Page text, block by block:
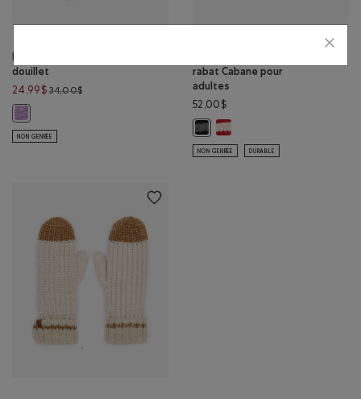
Mitaines en tricot
douillet
24,99$ 34,00$Prix réduit de 34,00$ à 24,99$
Mitaines en tricot douillet: MÉLANGE LILAS PASTEL Couleur
NON GENRÉE
rabat Cabane pour
adultes
52,00$
Mitaines gaufrées à rabat Cabane
Mitaines gaufrées à rabat
NON GENRÉE DURABLE